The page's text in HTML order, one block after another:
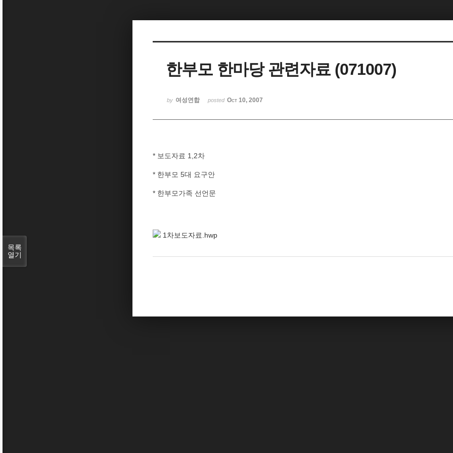
한부모 한마당 관련자료 (071007)
by 여성연합 posted Oct 10, 2007
* 보도자료 1,2차
* 한부모 5대 요구안
* 한부모가족 선언문
1차보도자료.hwp
목록
열기
Sketchbook5, 스케치북5
Sketchbook5, 스케치북5